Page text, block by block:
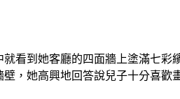
看到她客廳的四面牆上塗滿七
，她高興地回答說兒子十分喜